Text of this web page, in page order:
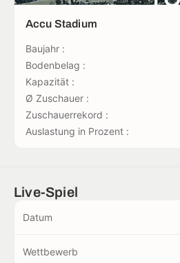
Accu Stadium
Baujahr :
Bodenbelag :
Kapazität :
Ø Zuschauer :
Zuschauerrekord :
Auslastung in Prozent :
Live-Spiel
Datum
Wettbewerb